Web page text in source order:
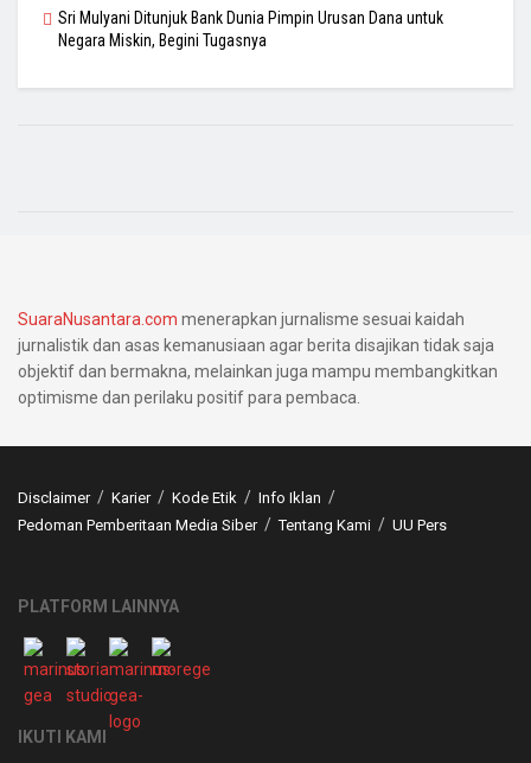
Sri Mulyani Ditunjuk Bank Dunia Pimpin Urusan Dana untuk
Negara Miskin, Begini Tugasnya
SuaraNusantara.com menerapkan jurnalisme sesuai kaidah
jurnalistik dan asas kemanusiaan agar berita disajikan tidak saja
objektif dan bermakna, melainkan juga mampu membangkitkan
optimisme dan perilaku positif para pembaca.
Disclaimer Karier Kode Etik
Info Iklan
Pedoman Pemberitaan Media Siber
Tentang Kami UU Pers
PLATFORM LAINNYA
IKUTI KAMI